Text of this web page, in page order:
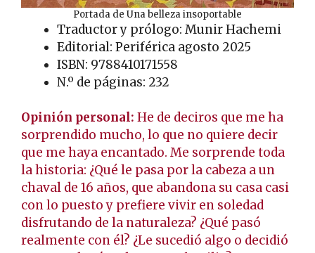
Portada de Una belleza insoportable
Traductor y prólogo: Munir Hachemi
Editorial: Periférica agosto 2025
ISBN: 9788410171558
N.º de páginas: 232
Opinión personal: He de deciros que me ha
sorprendido mucho, lo que no quiere decir
que me haya encantado. Me sorprende toda
la historia: ¿Qué le pasa por la cabeza a un
chaval de 16 años, que abandona su casa casi
con lo puesto y prefiere vivir en soledad
disfrutando de la naturaleza? ¿Qué pasó
realmente con él? ¿Le sucedió algo o decidió